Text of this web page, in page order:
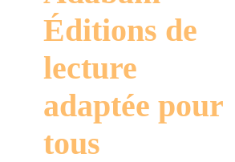
Éditions de
lecture
adaptée pour
tous